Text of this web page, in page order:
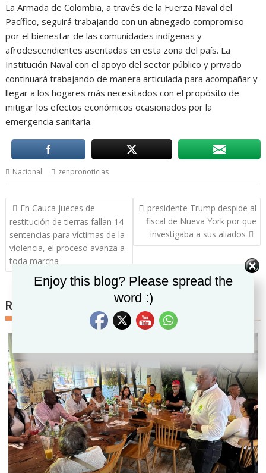
La Armada de Colombia, a través de la Fuerza Naval del
Pacífico, seguirá trabajando con un abnegado compromiso
por el bienestar de las comunidades indígenas y
afrodescendientes asentadas en esta zona del país. La
Institución Naval con el apoyo del sector público y privado
continuará trabajando de manera articulada para acompañar y
llegar a los hogares más necesitados con el propósito de
mitigar los efectos económicos ocasionados por la
emergencia sanitaria.
Nacional zenpronoticias
Navegación
de
entradas
En Cauca jueces de
restitución de tierras fallan 14
sentencias para víctimas de la
violencia, el proceso avanza a
toda marcha
El presidente Trump despide al
fiscal de Nueva York por que
investigaba a sus aliados
Related posts
Enjoy this blog? Please spread the
word :)
Set Youtube Channel ID